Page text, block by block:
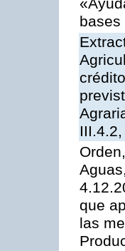
bases
que
las